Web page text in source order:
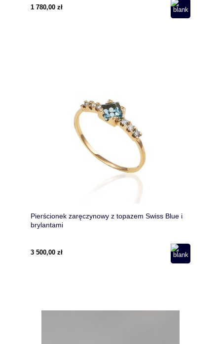
1 780,00 zł
Pierścionek zaręczynowy z topazem Swiss Blue i
brylantami
3 500,00 zł